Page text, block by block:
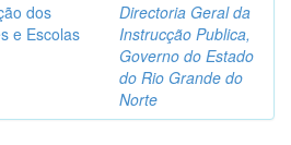
dos
e Escolas
Directoria Geral da
Instrucção Publica,
Governo do Estado
do Rio Grande do
Norte